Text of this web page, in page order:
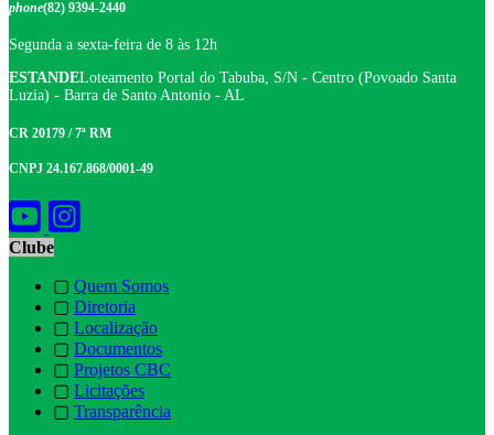
phone(82) 9394-2440
Segunda a sexta-feira de 8 às 12h
ESTANDELoteamento Portal do Tabuba, S/N - Centro (Povoado Santa
Luzia) - Barra de Santo Antonio - AL
CR 20179 / 7ª RM
CNPJ 24.167.868/0001-49
Clube
▢ Quem Somos
▢ Diretoria
▢ Localização
▢ Documentos
▢ Projetos CBC
▢ Licitações
▢ Transparência